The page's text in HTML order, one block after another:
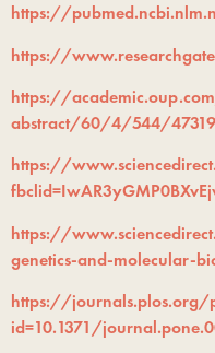
https://
https://
https://
abstract/60/4/544/
https://
https://
genetics-and-molecular-
https://journals.plos.org/
id=10.1371/